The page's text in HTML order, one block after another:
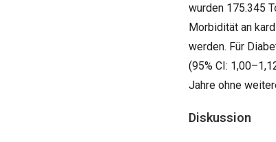
wurden 175.345
Morbidität an
werden. Für
(95% CI:
Jahre ohne
Diskussion